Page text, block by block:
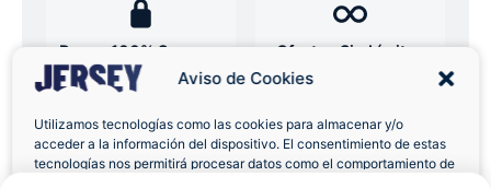
Aviso de Cookies
Utilizamos tecnologías como las cookies para almacenar y/o
acceder a la información del dispositivo. El consentimiento de estas
tecnologías nos permitirá procesar datos como el comportamiento de
Pagos 100% Seguros Ofertas Sin Límites
★★★★★4,9 basado en 12+ reseñas
verificadas